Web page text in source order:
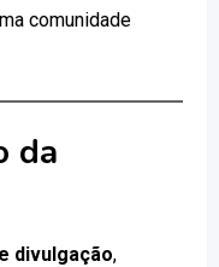
comunidade
da
divulgação,